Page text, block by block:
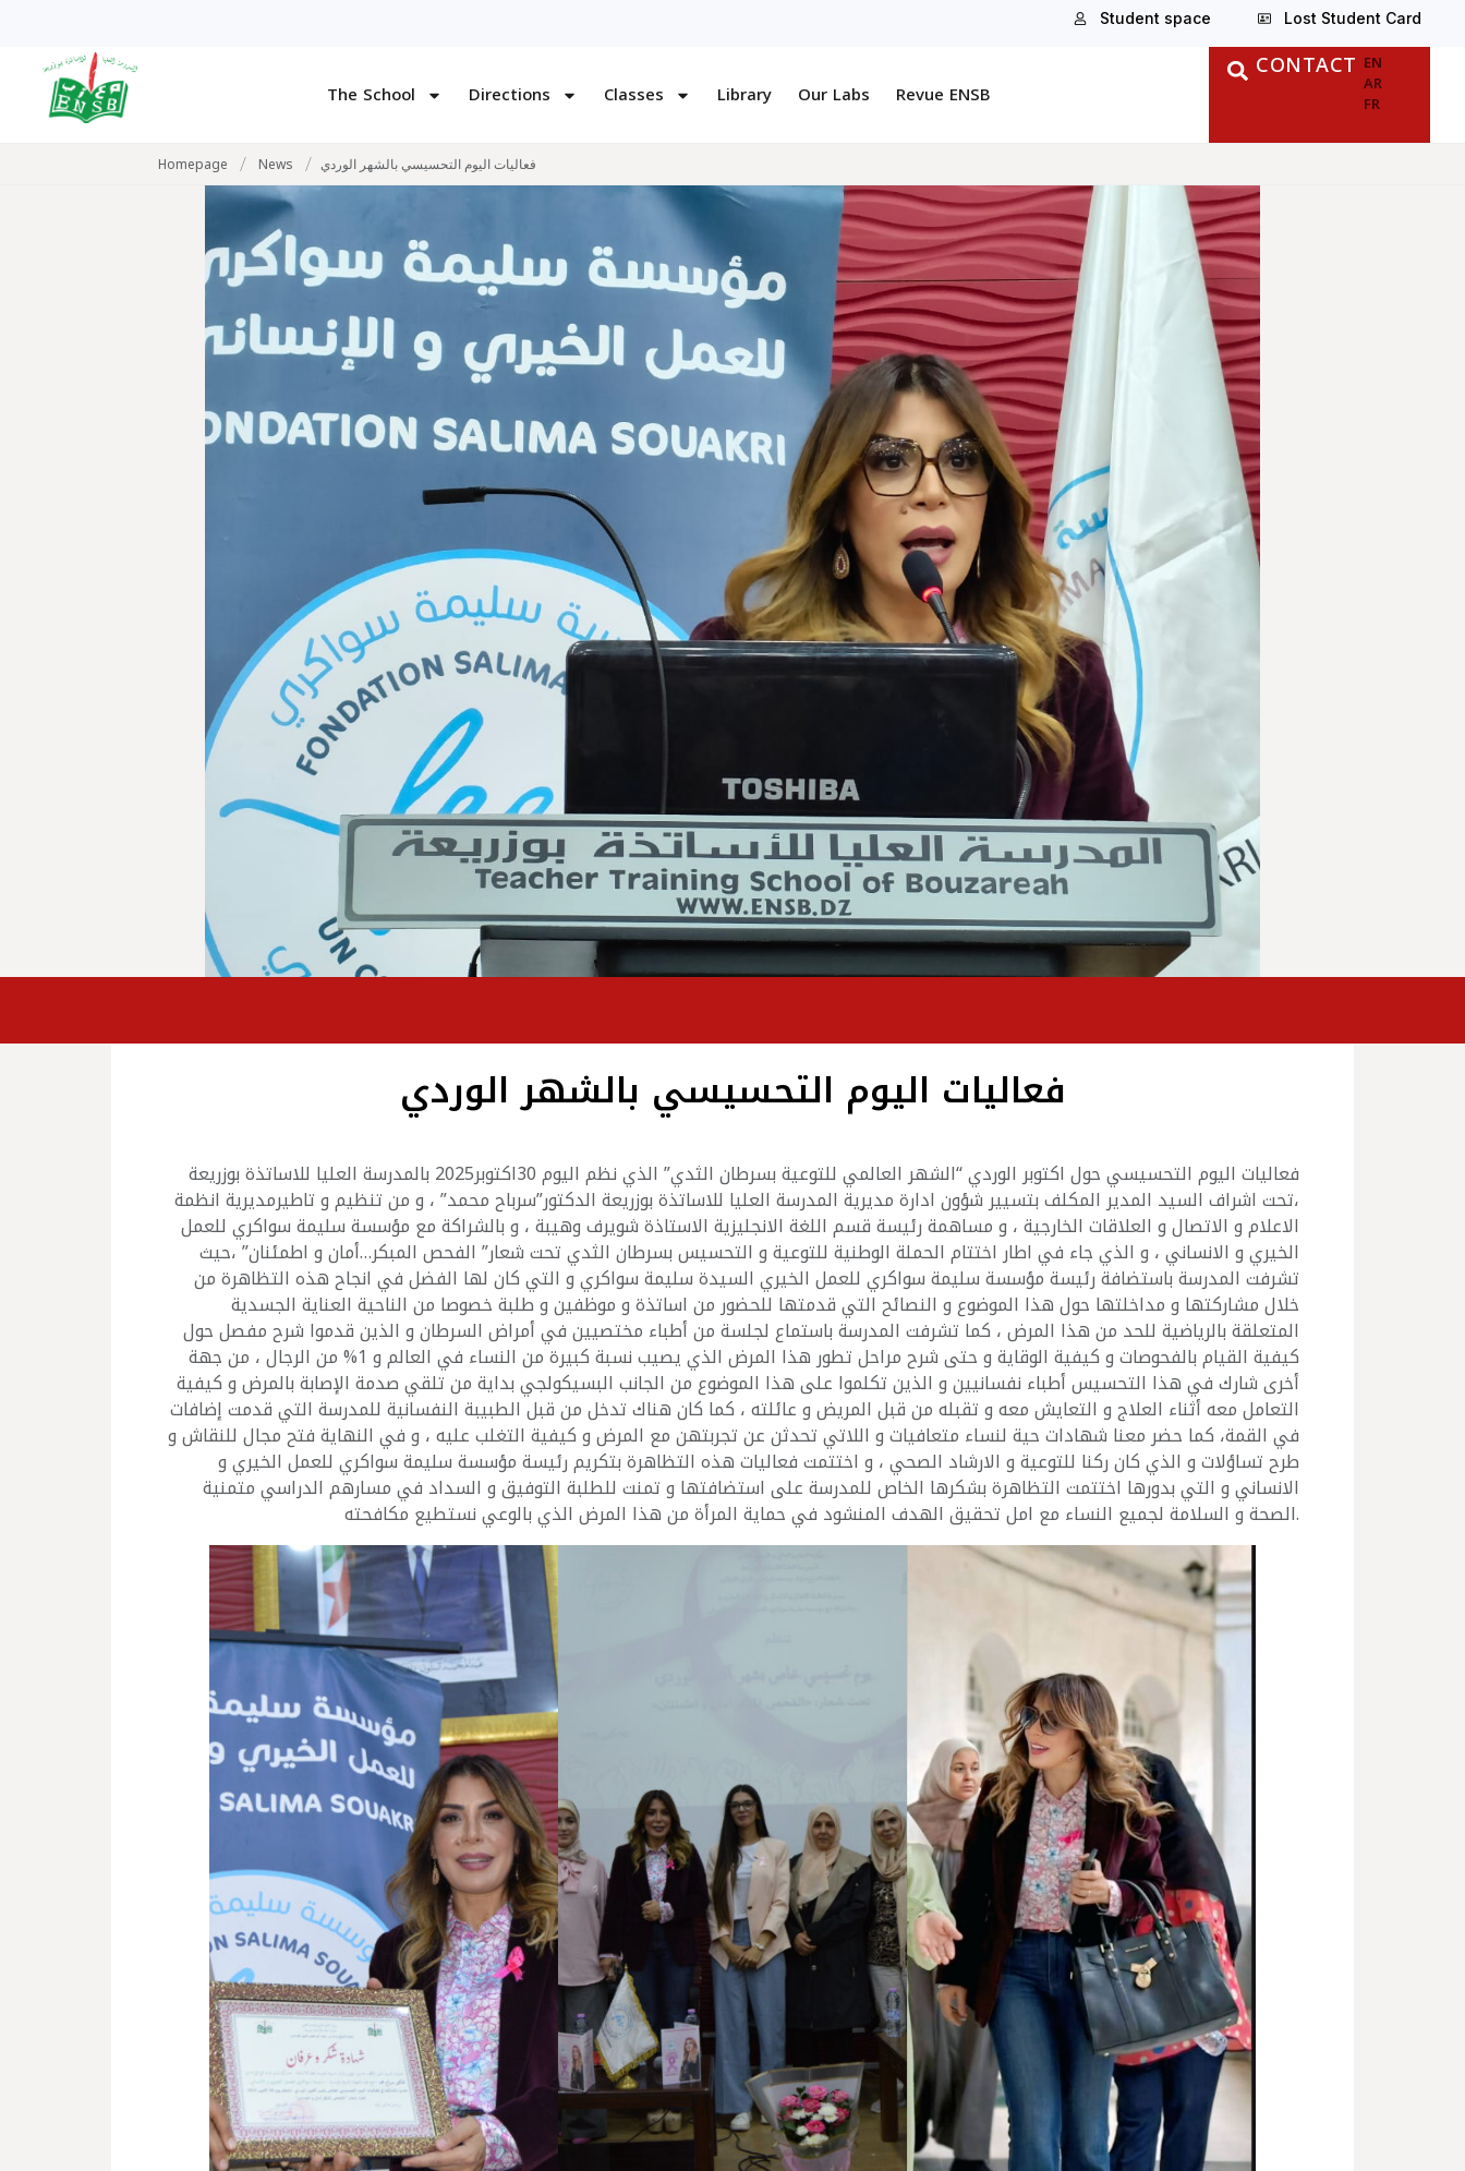
Student space Lost Student Card
The School Directions Classes Library Our Labs Revue ENSB
CONTACT EN
AR
FR
Homepage / News / فعاليات اليوم التحسيسي بالشهر الوردي
فعاليات اليوم التحسيسي بالشهر الوردي
فعاليات اليوم التحسيسي حول اكتوبر الوردي “الشهر العالمي للتوعية بسرطان الثدي” الذي نظم اليوم 30اكتوبر2025 بالمدرسة العليا للاساتذة بوزريعة
،تحت اشراف السيد المدير المكلف بتسيير شؤون ادارة مديرية المدرسة العليا للاساتذة بوزريعة الدكتور”سرباح محمد” ، و من تنظيم و تاطيرمديرية انظمة
الاعلام و الاتصال و العلاقات الخارجية ، و مساهمة رئيسة قسم اللغة الانجليزية الاستاذة شويرف وهيبة ، و بالشراكة مع مؤسسة سليمة سواكري للعمل
الخيري و الانساني ، و الذي جاء في اطار اختتام الحملة الوطنية للتوعية و التحسيس بسرطان الثدي تحت شعار” الفحص المبكر…أمان و اطمئنان” ،حيث
تشرفت المدرسة باستضافة رئيسة مؤسسة سليمة سواكري للعمل الخيري السيدة سليمة سواكري و التي كان لها الفضل في انجاح هذه التظاهرة من
خلال مشاركتها و مداخلتها حول هذا الموضوع و النصائح التي قدمتها للحضور من اساتذة و موظفين و طلبة خصوصا من الناحية العناية الجسدية
المتعلقة بالرياضية للحد من هذا المرض ، كما تشرفت المدرسة باستماع لجلسة من أطباء مختصيين في أمراض السرطان و الذين قدموا شرح مفصل حول
كيفية القيام بالفحوصات و كيفية الوقاية و حتى شرح مراحل تطور هذا المرض الذي يصيب نسبة كبيرة من النساء في العالم و 1% من الرجال ، من جهة
أخرى شارك في هذا التحسيس أطباء نفسانيين و الذين تكلموا على هذا الموضوع من الجانب البسيكولجي بداية من تلقي صدمة الإصابة بالمرض و كيفية
التعامل معه أثناء العلاج و التعايش معه و تقبله من قبل المريض و عائلته ، كما كان هناك تدخل من قبل الطبيبة النفسانية للمدرسة التي قدمت إضافات
في القمة، كما حضر معنا شهادات حية لنساء متعافيات و اللاتي تحدثن عن تجربتهن مع المرض و كيفية التغلب عليه ، و في النهاية فتح مجال للنقاش و
طرح تساؤلات و الذي كان ركنا للتوعية و الارشاد الصحي ، و اختتمت فعاليات هذه التظاهرة بتكريم رئيسة مؤسسة سليمة سواكري للعمل الخيري و
الانساني و التي بدورها اختتمت التظاهرة بشكرها الخاص للمدرسة على استضافتها و تمنت للطلبة التوفيق و السداد في مسارهم الدراسي متمنية
الصحة و السلامة لجميع النساء مع امل تحقيق الهدف المنشود في حماية المرأة من هذا المرض الذي بالوعي نستطيع مكافحته.